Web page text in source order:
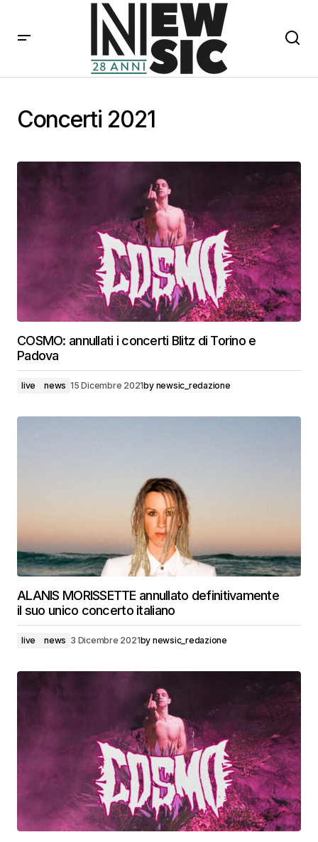
Concerti 2021
COSMO: annullati i concerti Blitz di Torino e
Padova
live news 15 Dicembre 2021by newsic_redazione
ALANIS MORISSETTE annullato definitivamente
il suo unico concerto italiano
live news 3 Dicembre 2021by newsic_redazione